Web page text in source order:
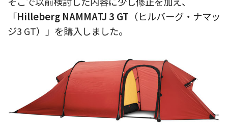
「Hilleberg NAMMATJ 3 GT （ヒルバーグ・ナマッ
ジ3 GT）」を購入しました。